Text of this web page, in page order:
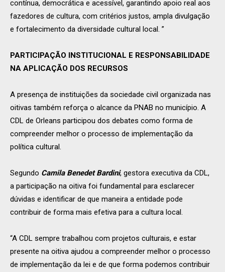
contínua, democrática e acessível, garantindo apoio real aos
fazedores de cultura, com critérios justos, ampla divulgação
e fortalecimento da diversidade cultural local. ”
PARTICIPAÇÃO INSTITUCIONAL E RESPONSABILIDADE
NA APLICAÇÃO DOS RECURSOS
A presença de instituições da sociedade civil organizada nas
oitivas também reforça o alcance da PNAB no município. A
CDL de Orleans participou dos debates como forma de
compreender melhor o processo de implementação da
política cultural.
Segundo Camila Benedet Bardini, gestora executiva da CDL,
a participação na oitiva foi fundamental para esclarecer
dúvidas e identificar de que maneira a entidade pode
contribuir de forma mais efetiva para a cultura local.
“A CDL sempre trabalhou com projetos culturais, e estar
presente na oitiva ajudou a compreender melhor o processo
de implementação da lei e de que forma podemos contribuir